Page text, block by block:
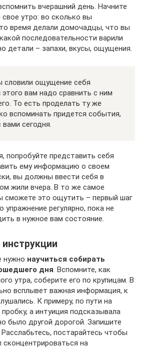
вчерашний день. Начните
утро: во сколько вы
время делали домочадцы, что вы
последовательности варили
детали – запахи, вкусы, ощущения.
словили ощущение себя
вам надо сравнить с ним
То есть проделать ту же
вспоминать придется события,
сегодня.
попробуйте представить себя
ему информацию о своем
вы должны ввести себя в
жили вчера. В то же самое
сможете это ощутить – первый шаг
упражнение регулярно, пока не
в нужное вам состояние.
нужно научиться собирать
дня . Вспомните, как
утра, соберите его по крупицам. В
всплывет важная информация, к
К примеру, по пути на
а интуиция подсказывала
было другой дорогой. Запишите
постарайтесь чтобы
на